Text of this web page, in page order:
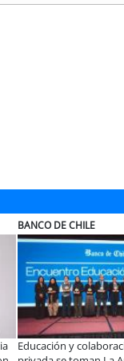
ELECTROLUX
¿Qué